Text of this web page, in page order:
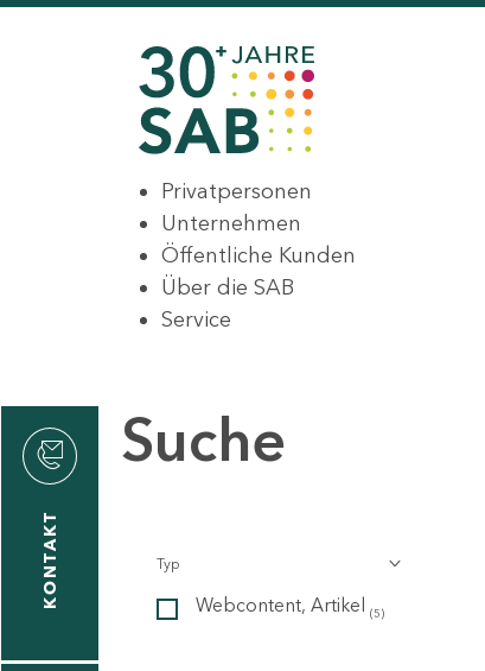
Privatpersonen
Unternehmen
Öffentliche Kunden
Über die SAB
Service
KONTAKT
Suche
Typ
Webcontent, Artikel (5)